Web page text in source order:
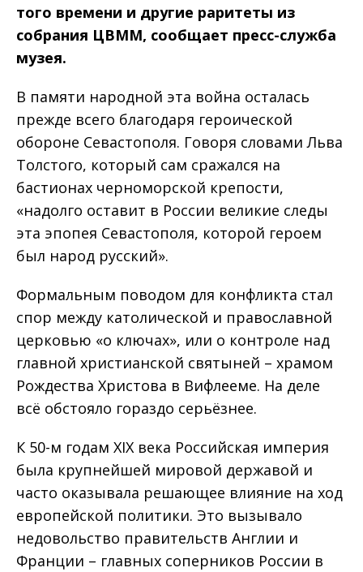
того времени и другие раритеты из
собрания ЦВММ, сообщает пресс-служба
музея.
В памяти народной эта война осталась
прежде всего благодаря героической
обороне Севастополя. Говоря словами Льва
Толстого, который сам сражался на
бастионах черноморской крепости,
«надолго оставит в России великие следы
эта эпопея Севастополя, которой героем
был народ русский».
Формальным поводом для конфликта стал
спор между католической и православной
церковью «о ключах», или о контроле над
главной христианской святыней – храмом
Рождества Христова в Вифлееме. На деле
всё обстояло гораздо серьёзнее.
К 50-м годам XIX века Российская империя
была крупнейшей мировой державой и
часто оказывала решающее влияние на ход
европейской политики. Это вызывало
недовольство правительств Англии и
Франции – главных соперников России в